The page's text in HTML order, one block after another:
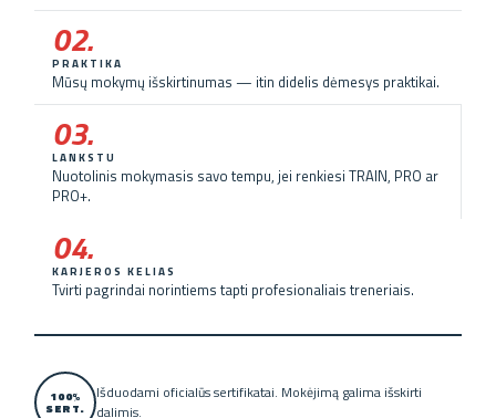
02.
PRAKTIKA
Mūsų mokymų išskirtinumas — itin didelis dėmesys praktikai.
03.
LANKSTU
Nuotolinis mokymasis savo tempu, jei renkiesi TRAIN, PRO ar
PRO+.
04.
KARJEROS KELIAS
Tvirti pagrindai norintiems tapti profesionaliais treneriais.
100%
SERT.
Išduodami oficialūs sertifikatai. Mokėjimą galima išskirti
dalimis.